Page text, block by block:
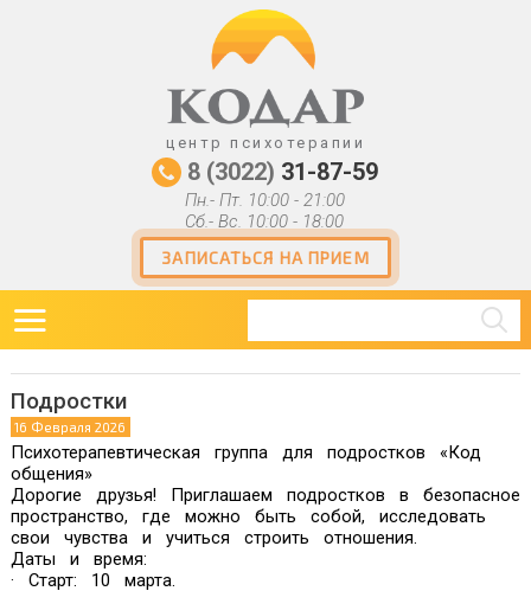
центр психотерапии
8 (3022) 31-87-59
Пн.- Пт. 10:00 - 21:00
Сб.- Вс. 10:00 - 18:00
ЗАПИСАТЬСЯ НА ПРИЕМ
ДПО
Контакты
Подростки
16 Февраля 2026
Психотерапевтическая группа для подростков «Код
общения»
Дорогие друзья! Приглашаем подростков в безопасное
пространство, где можно быть собой, исследовать
свои чувства и учиться строить отношения.
Даты и время:
· Старт: 10 марта.